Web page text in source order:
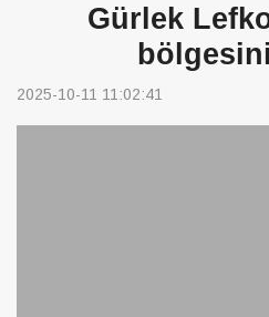
Gürlek
2025-10-11 11:02:41